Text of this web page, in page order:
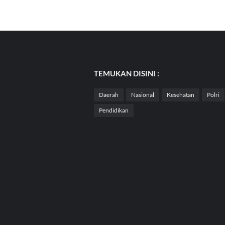
TEMUKAN DISINI :
Daerah Nasional Kesehatan Polri
Pendidikan